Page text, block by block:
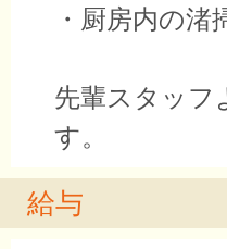
・厨房内の渚
先輩スタッフ
す。
給与